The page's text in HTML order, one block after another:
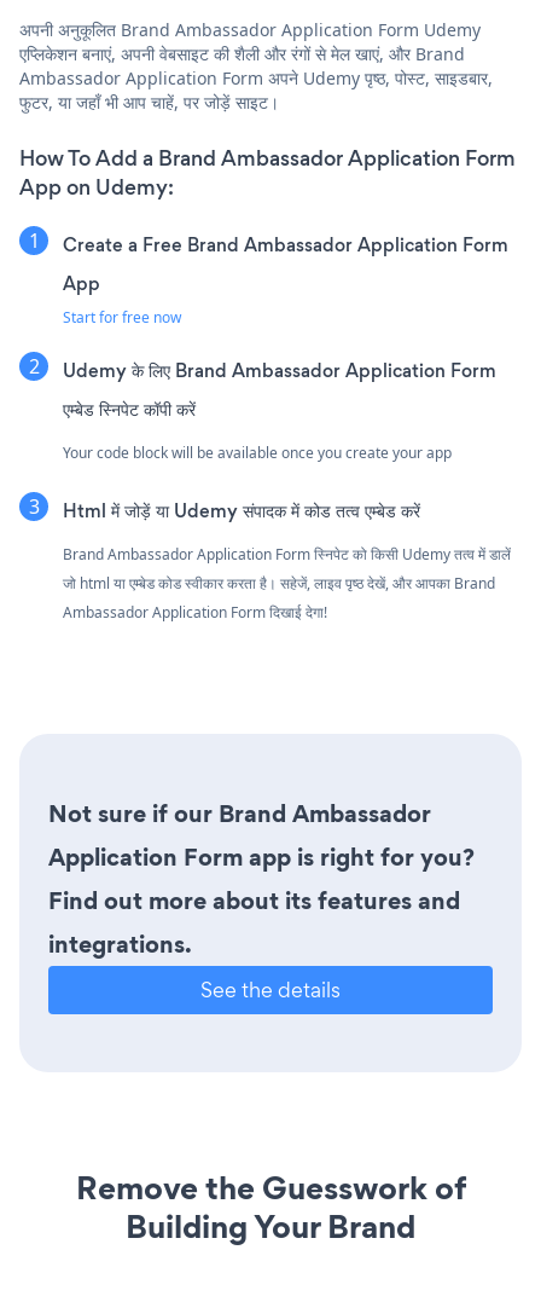
अपनी अनुकूलित Brand Ambassador Application Form Udemy
एप्लिकेशन बनाएं, अपनी वेबसाइट की शैली और रंगों से मेल खाएं, और Brand
Ambassador Application Form अपने Udemy पृष्ठ, पोस्ट, साइडबार,
फुटर, या जहाँ भी आप चाहें, पर जोड़ें साइट।
How To Add a Brand Ambassador Application Form
App on Udemy:
Create a Free Brand Ambassador Application Form
App
Start for free now
Udemy के लिए Brand Ambassador Application Form
एम्बेड स्निपेट कॉपी करें
Your code block will be available once you create your app
Html में जोड़ें या Udemy संपादक में कोड तत्व एम्बेड करें
Brand Ambassador Application Form स्निपेट को किसी Udemy तत्व में डालें
जो html या एम्बेड कोड स्वीकार करता है। सहेजें, लाइव पृष्ठ देखें, और आपका Brand
Ambassador Application Form दिखाई देगा!
Not sure if our Brand Ambassador
Application Form app is right for you?
Find out more about its features and
integrations.
See the details
Remove the Guesswork of
Building Your Brand